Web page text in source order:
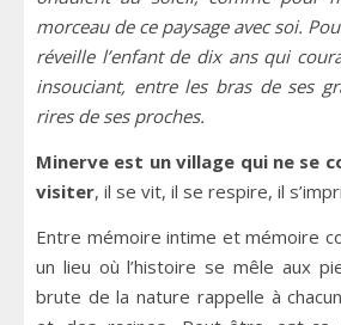
morceau de ce paysage avec soi.
réveille l’enfant de dix ans qui
insouciant, entre les bras de ses
rires de ses proches.
Minerve est un village qui ne se
visiter, il se vit, il se respire, il
Entre mémoire intime et mémoire
un lieu où l’histoire se mêle aux
brute de la nature rappelle à